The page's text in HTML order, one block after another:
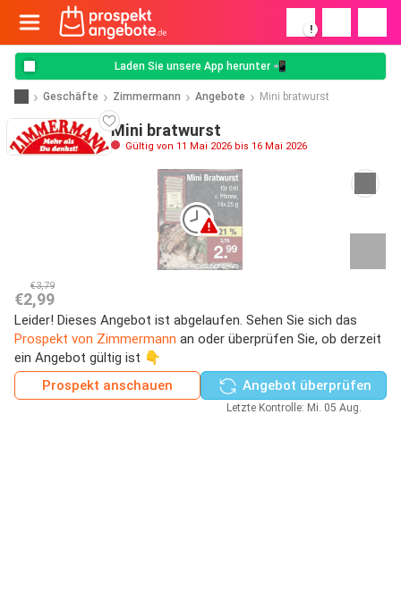
!
Laden Sie unsere App herunter 📲
Geschäfte Zimmermann Angebote Mini bratwurst
Mini bratwurst
Gültig von 11 Mai 2026 bis 16 Mai 2026
€3,79
€2,99
Leider! Dieses Angebot ist abgelaufen. Sehen Sie sich das
Prospekt von Zimmermann an oder überprüfen Sie, ob derzeit
ein Angebot gültig ist 👇
Prospekt anschauen
Angebot überprüfen
Letzte Kontrolle: Mi. 05 Aug.